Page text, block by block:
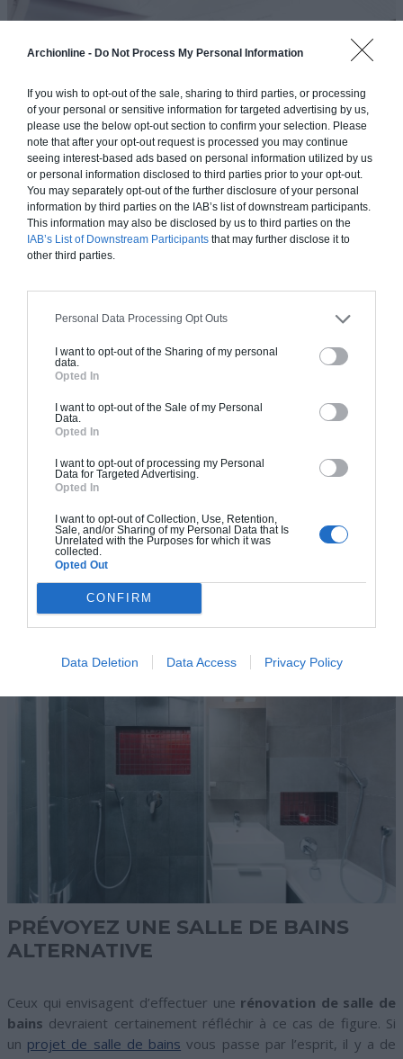
Archionline - Do Not Process My Personal Information
If you wish to opt-out of the sale, sharing to third parties, or processing
of your personal or sensitive information for targeted advertising by us,
please use the below opt-out section to confirm your selection. Please
note that after your opt-out request is processed you may continue
seeing interest-based ads based on personal information utilized by us
or personal information disclosed to third parties prior to your opt-out.
You may separately opt-out of the further disclosure of your personal
information by third parties on the IAB’s list of downstream participants.
This information may also be disclosed by us to third parties on the
IAB’s List of Downstream Participants that may further disclose it to
other third parties.
Personal Data Processing Opt Outs
I want to opt-out of the Sharing of my personal
data.
Opted In
I want to opt-out of the Sale of my Personal
Data.
Opted In
I want to opt-out of processing my Personal
Data for Targeted Advertising.
Opted In
I want to opt-out of Collection, Use, Retention,
Sale, and/or Sharing of my Personal Data that Is
Unrelated with the Purposes for which it was
collected.
Opted Out
CONFIRM
Data Deletion Data Access Privacy Policy
Toutes les rénovations de salle de bains semblent
incomplètes sans le remplacement des robinetteries
delà de l’imagination. Tous les types de technologie et
accessoires sophistiqués sont disponibles partout.
Tout ce que vous devez faire est de se faire une idée de
votre budget. Ainsi, avant de faire un achat, assurez-vous que
Demander une Estimation Personnalisée
PRÉVOYEZ UNE SALLE DE BAINS
ALTERNATIVE
Ceux qui envisagent d’effectuer une rénovation de salle de
bains devraient certainement réfléchir à ce cas de figure. Si
un projet de salle de bains vous passe par l’esprit, il y a de